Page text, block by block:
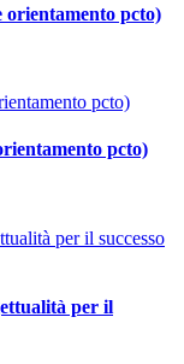
orientamento pcto)
pcto)
per il